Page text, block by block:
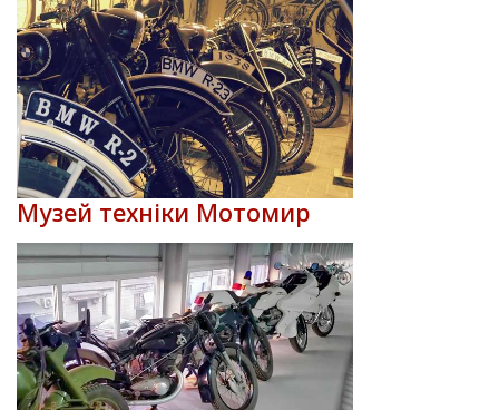
Музей техніки Мотомир